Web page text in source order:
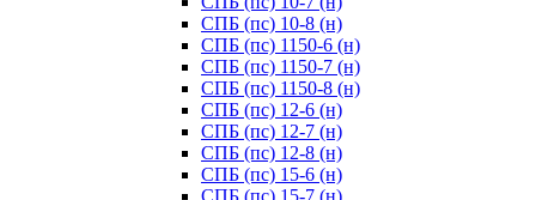
СПБ (пс) 10-8 (н)
СПБ (пс) 1150-6 (н)
СПБ (пс) 1150-7 (н)
СПБ (пс) 1150-8 (н)
СПБ (пс) 12-6 (н)
СПБ (пс) 12-7 (н)
СПБ (пс) 12-8 (н)
СПБ (пс) 15-6 (н)
СПБ (пс) 15-7 (н)